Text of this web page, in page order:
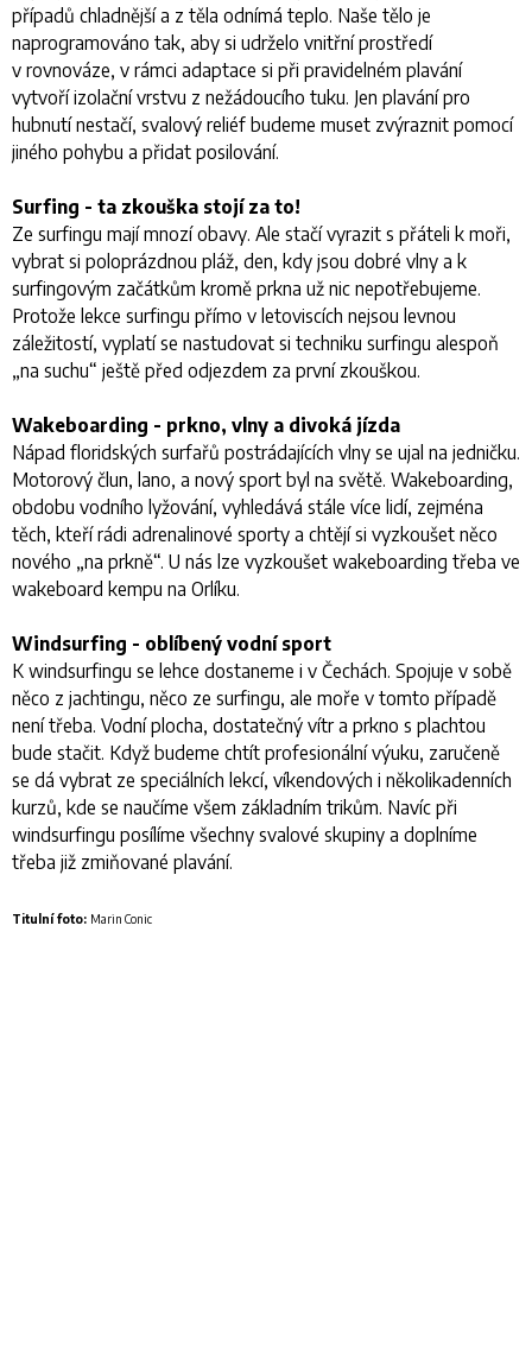
případů chladnější a z těla odnímá teplo. Naše tělo je
naprogramováno tak, aby si udrželo vnitřní prostředí
v rovnováze, v rámci adaptace si při pravidelném plavání
vytvoří izolační vrstvu z nežádoucího tuku. Jen plavání pro
hubnutí nestačí, svalový reliéf budeme muset zvýraznit pomocí
jiného pohybu a přidat posilování.
Surfing - ta zkouška stojí za to!
Ze surfingu mají mnozí obavy. Ale stačí vyrazit s přáteli k moři,
vybrat si poloprázdnou pláž, den, kdy jsou dobré vlny a k
surfingovým začátkům kromě prkna už nic nepotřebujeme.
Protože lekce surfingu přímo v letoviscích nejsou levnou
záležitostí, vyplatí se nastudovat si techniku surfingu alespoň
„na suchu“ ještě před odjezdem za první zkouškou.
Wakeboarding - prkno, vlny a divoká jízda
Nápad floridských surfařů postrádajících vlny se ujal na jedničku.
Motorový člun, lano, a nový sport byl na světě. Wakeboarding,
obdobu vodního lyžování, vyhledává stále více lidí, zejména
těch, kteří rádi adrenalinové sporty a chtějí si vyzkoušet něco
nového „na prkně“. U nás lze vyzkoušet wakeboarding třeba ve
wakeboard kempu na Orlíku.
Windsurfing - oblíbený vodní sport
K windsurfingu se lehce dostaneme i v Čechách. Spojuje v sobě
něco z jachtingu, něco ze surfingu, ale moře v tomto případě
není třeba. Vodní plocha, dostatečný vítr a prkno s plachtou
bude stačit. Když budeme chtít profesionální výuku, zaručeně
se dá vybrat ze speciálních lekcí, víkendových i několikadenních
kurzů, kde se naučíme všem základním trikům. Navíc při
windsurfingu posílíme všechny svalové skupiny a doplníme
třeba již zmiňované plavání.
Titulní foto: Marin Conic